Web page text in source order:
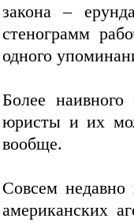
закона –
стенограмм
одного
Более
юристы и их
вообще.
Совсем недавно
американских